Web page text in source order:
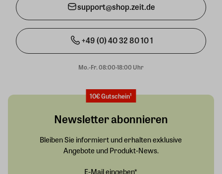
support@shop.zeit.de
+49 (0) 40 32 80 10 1
Mo.-Fr. 08:00-18:00 Uhr
10€ Gutschein¹
Newsletter abonnieren
Bleiben Sie informiert und erhalten exklusive
Angebote und Produkt-News.